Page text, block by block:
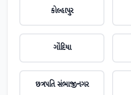
કોલ્હાપુર
ગોંદિયા
છત્રપતિ સંભાજીનગર